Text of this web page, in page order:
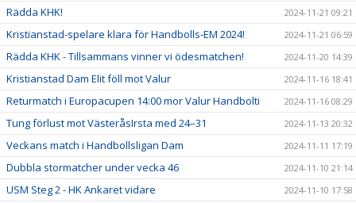
Rädda KHK! 2024-11-21 09:21
Kristianstad-spelare klara för Handbolls-EM 2024! 2024-11-21 06:59
Rädda KHK - Tillsammans vinner vi ödesmatchen! 2024-11-20 14:39
Kristianstad Dam Elit föll mot Valur 2024-11-16 18:41
Returmatch i Europacupen 14:00 mor Valur Handbolti 2024-11-16 08:29
Tung förlust mot VästeråsIrsta med 24–31 2024-11-13 20:32
Veckans match i Handbollsligan Dam 2024-11-11 17:19
Dubbla stormatcher under vecka 46 2024-11-10 21:14
USM Steg 2 - HK Ankaret vidare 2024-11-10 17:58